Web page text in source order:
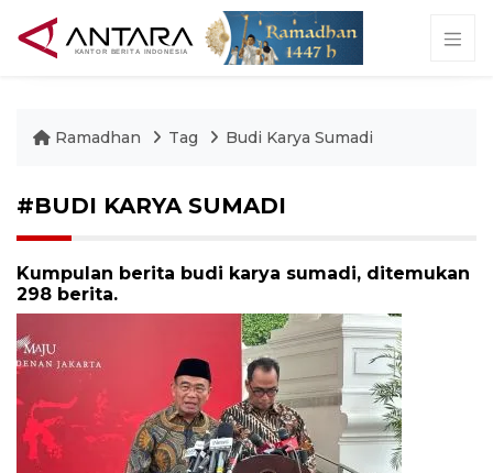
Ramadhan Tag Budi Karya Sumadi
#BUDI KARYA SUMADI
Kumpulan berita budi karya sumadi, ditemukan
298 berita.